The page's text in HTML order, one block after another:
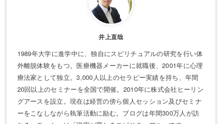
井上直哉
1989年大学に進学中に、独自にスピリチュアルの研究を行い体
外離脱体験をもつ。医療機器メーカーに就職後、2001年に心理
療法家として独立。3,000人以上のセラピー実績を持ち、年間
20回以上のセミナーを全国で開催。2010年に株式会社ヒーリン
グアースを設立。現在は経営の傍ら個人セッション及びセミナ
ーをこなしながら執筆活動に励む。ブログは年間300万人が訪